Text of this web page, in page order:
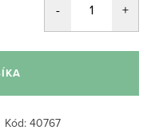
Kód: 40767